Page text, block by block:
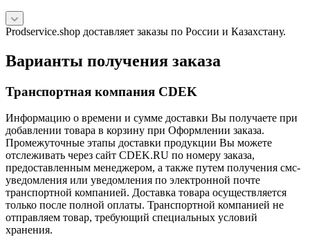
Prodservice.shop доставляет заказы по России и Казахстану.
Варианты получения заказа
Транспортная компания CDEK
Информацию о времени и сумме доставки Вы получаете при
добавлении товара в корзину при Оформлении заказа.
Промежуточные этапы доставки продукции Вы можете
отслеживать через сайт CDEK.RU по номеру заказа,
предоставленным менеджером, а также путем получения смс-
уведомления или уведомления по электронной почте
транспортной компанией. Доставка товара осуществляется
только после полной оплаты. Транспортной компанией не
отправляем товар, требующий специальных условий
хранения.